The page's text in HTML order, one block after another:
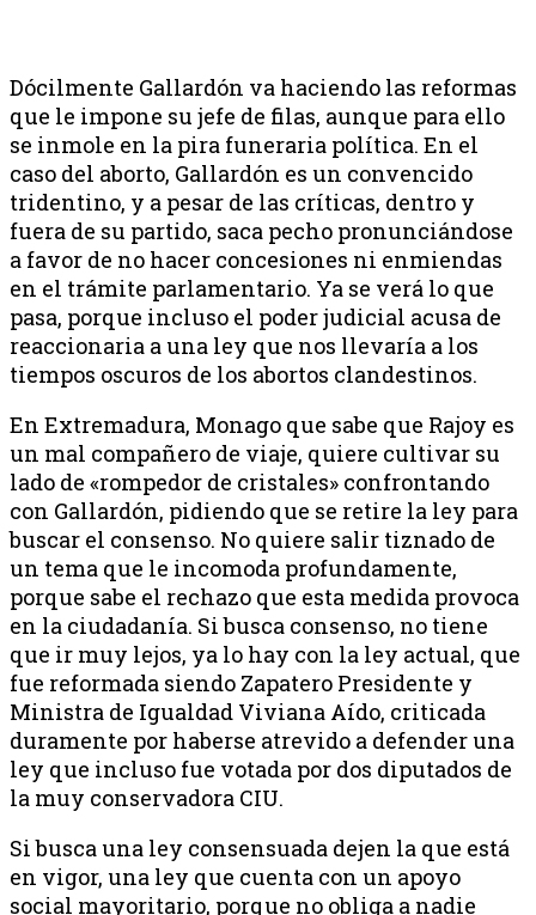
Dócilmente Gallardón va haciendo las reformas
que le impone su jefe de filas, aunque para ello
se inmole en la pira funeraria política. En el
caso del aborto, Gallardón es un convencido
tridentino, y a pesar de las críticas, dentro y
fuera de su partido, saca pecho pronunciándose
a favor de no hacer concesiones ni enmiendas
en el trámite parlamentario. Ya se verá lo que
pasa, porque incluso el poder judicial acusa de
reaccionaria a una ley que nos llevaría a los
tiempos oscuros de los abortos clandestinos.
En Extremadura, Monago que sabe que Rajoy es
un mal compañero de viaje, quiere cultivar su
lado de «rompedor de cristales» confrontando
con Gallardón, pidiendo que se retire la ley para
buscar el consenso. No quiere salir tiznado de
un tema que le incomoda profundamente,
porque sabe el rechazo que esta medida provoca
en la ciudadanía. Si busca consenso, no tiene
que ir muy lejos, ya lo hay con la ley actual, que
fue reformada siendo Zapatero Presidente y
Ministra de Igualdad Viviana Aído, criticada
duramente por haberse atrevido a defender una
ley que incluso fue votada por dos diputados de
la muy conservadora CIU.
Si busca una ley consensuada dejen la que está
en vigor, una ley que cuenta con un apoyo
social mayoritario, porque no obliga a nadie